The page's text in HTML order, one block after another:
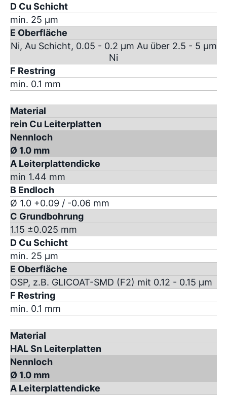
D Cu Schicht
min. 25 µm
E Oberfläche
Ni, Au Schicht, 0.05 - 0.2 µm Au über 2.5 - 5 µm
Ni
F Restring
min. 0.1 mm
Material
rein Cu Leiterplatten
Nennloch
Ø 1.0 mm
A Leiterplattendicke
min 1.44 mm
B Endloch
Ø 1.0 +0.09 / -0.06 mm
C Grundbohrung
1.15 ±0.025 mm
D Cu Schicht
min. 25 µm
E Oberfläche
OSP, z.B. GLICOAT-SMD (F2) mit 0.12 - 0.15 µm
F Restring
min. 0.1 mm
Material
HAL Sn Leiterplatten
Nennloch
Ø 1.0 mm
A Leiterplattendicke